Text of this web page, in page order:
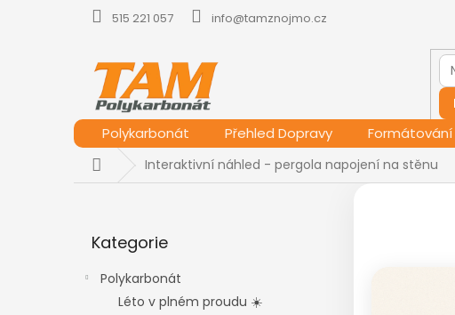
515 221 057 info@tamznojmo.cz
Polykarbonát Přehled Dopravy Formátování
DomůInteraktivní náhled - pergola napojení na stěnu
kategorie
Kategorie
Polykarbonát
Léto v plném proudu ☀️